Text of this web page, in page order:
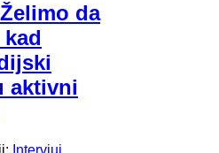
da
aktivni
Intervjui